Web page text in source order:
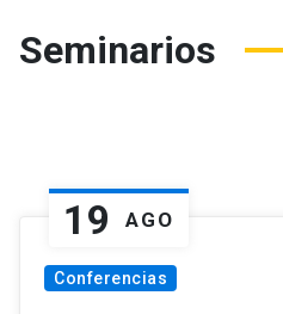
Seminarios
19 AGO
Conferencias